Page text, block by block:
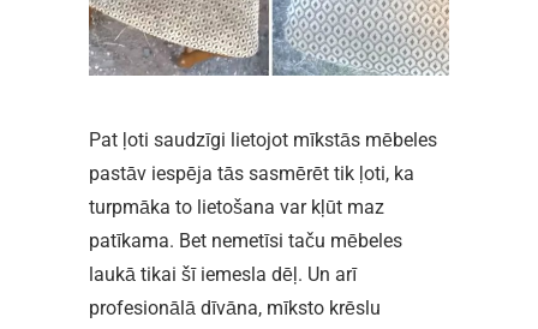
Pat ļoti saudzīgi lietojot mīkstās mēbeles
pastāv iespēja tās sasmērēt tik ļoti, ka
turpmāka to lietošana var kļūt maz
patīkama. Bet nemetīsi taču mēbeles
laukā tikai šī iemesla dēļ. Un arī
profesionālā dīvāna, mīksto krēslu